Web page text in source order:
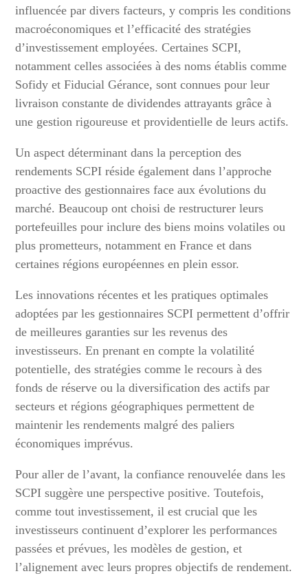
influencée par divers facteurs, y compris les conditions
macroéconomiques et l’efficacité des stratégies
d’investissement employées. Certaines SCPI,
notamment celles associées à des noms établis comme
Sofidy et Fiducial Gérance, sont connues pour leur
livraison constante de dividendes attrayants grâce à
une gestion rigoureuse et providentielle de leurs actifs.
Un aspect déterminant dans la perception des
rendements SCPI réside également dans l’approche
proactive des gestionnaires face aux évolutions du
marché. Beaucoup ont choisi de restructurer leurs
portefeuilles pour inclure des biens moins volatiles ou
plus prometteurs, notamment en France et dans
certaines régions européennes en plein essor.
Les innovations récentes et les pratiques optimales
adoptées par les gestionnaires SCPI permettent d’offrir
de meilleures garanties sur les revenus des
investisseurs. En prenant en compte la volatilité
potentielle, des stratégies comme le recours à des
fonds de réserve ou la diversification des actifs par
secteurs et régions géographiques permettent de
maintenir les rendements malgré des paliers
économiques imprévus.
Pour aller de l’avant, la confiance renouvelée dans les
SCPI suggère une perspective positive. Toutefois,
comme tout investissement, il est crucial que les
investisseurs continuent d’explorer les performances
passées et prévues, les modèles de gestion, et
l’alignement avec leurs propres objectifs de rendement.